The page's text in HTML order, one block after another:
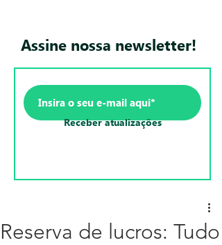
Assine nossa newsletter!
Receber atualizações
Reserva de lucros: Tudo